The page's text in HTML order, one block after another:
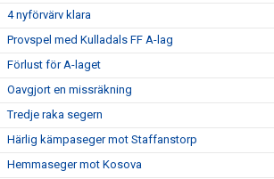
4 nyförvärv klara
Provspel med Kulladals FF A-lag
Förlust för A-laget
Oavgjort en missräkning
Tredje raka segern
Härlig kämpaseger mot Staffanstorp
Hemmaseger mot Kosova